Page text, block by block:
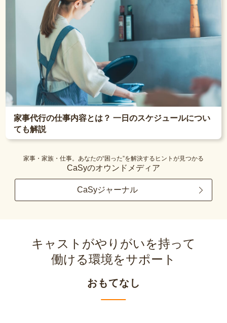
家事代行の仕事内容とは？ 一日のスケジュールについ
ても解説
家事・家族・仕事。あなたの“困った”を解決するヒントが見つかる
CaSyのオウンドメディア
CaSyジャーナル
キャストがやりがいを持って
働ける環境をサポート
おもてなし